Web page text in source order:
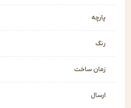
زمان ساخت